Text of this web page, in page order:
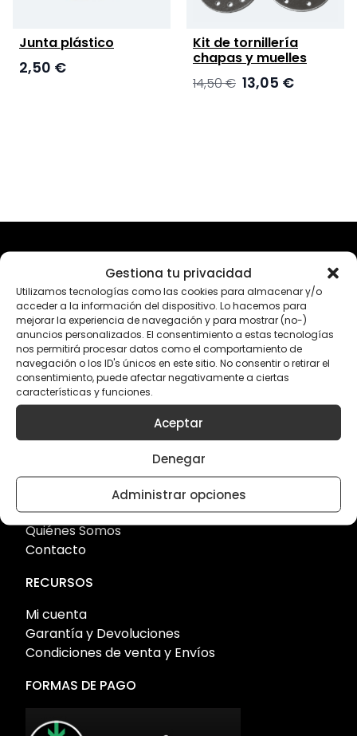
Gestiona tu privacidad
Utilizamos tecnologías como las cookies para almacenar y/o
acceder a la información del dispositivo. Lo hacemos para
mejorar la experiencia de navegación y para mostrar (no-)
anuncios personalizados. El consentimiento a estas tecnologías
nos permitirá procesar datos como el comportamiento de
navegación o los ID's únicos en este sitio. No consentir o retirar el
consentimiento, puede afectar negativamente a ciertas
características y funciones.
Aceptar
Denegar
Administrar opciones
Junta plástico
2,50 €
Kit de tornillería
chapas y muelles
14,50€ El
13,05 €
C/ Puig i Pidemunt, 32
08302 Mataró, Barcelona
Tel 93 603 13 14
info@quickgrinder.com
Quick Grinder en GOOGLE MAPS
QUICK GRINDER
Tiendas Quick Grinder
Quiénes Somos
Contacto
RECURSOS
Mi cuenta
Garantía y Devoluciones
Condiciones de venta y Envíos
FORMAS DE PAGO